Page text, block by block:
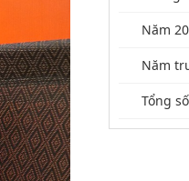
Năm
Năm
Tổng